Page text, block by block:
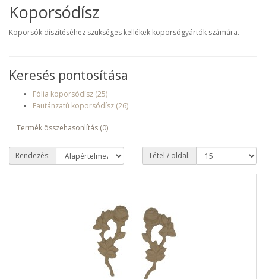
Koporsódísz
Koporsók díszítéséhez szükséges kellékek koporsógyártók számára.
Keresés pontosítása
Fólia koporsódísz (25)
Fautánzatú koporsódísz (26)
Termék összehasonlítás (0)
Rendezés: Tétel / oldal: